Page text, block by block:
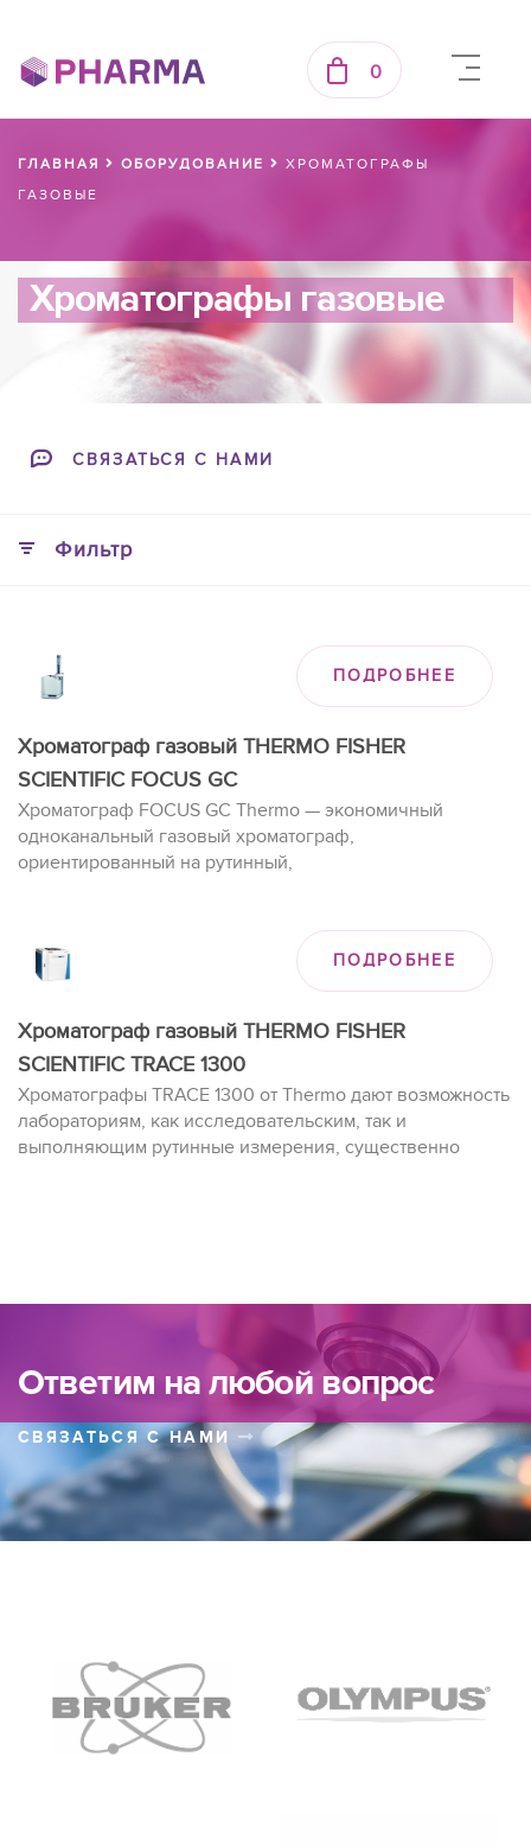
0
ГЛАВНАЯ ОБОРУДОВАНИЕ
ХРОМАТОГРАФЫ
ГАЗОВЫЕ
Хроматографы газовые
СВЯЗАТЬСЯ С НАМИ
Фильтр
ПОДРОБНЕЕ
Хроматограф газовый THERMO FISHER
SCIENTIFIC FOCUS GC
Хроматограф FOCUS GC Thermo — экономичный
одноканальный газовый хроматограф,
ориентированный на рутинный,
ПОДРОБНЕЕ
Хроматограф газовый THERMO FISHER
SCIENTIFIC TRACE 1300
Хроматографы TRACE 1300 от Thermo дают возможность
лабораториям, как исследовательским, так и
выполняющим рутинные измерения, существенно
Ответим на любой вопрос
СВЯЗАТЬСЯ С НАМИ